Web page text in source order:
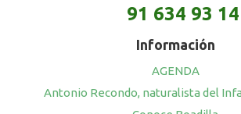
91 634 93 14
Información
AGENDA
Antonio Recondo, naturalista del